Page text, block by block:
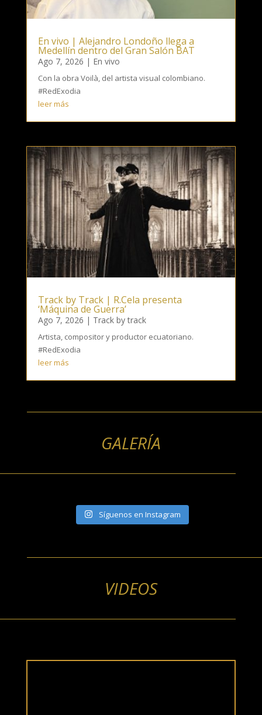
En vivo | Alejandro Londoño llega a
Medellín dentro del Gran Salón BAT
Ago 7, 2026 | En vivo
Con la obra Voilà, del artista visual colombiano.
#RedExodia
leer más
Track by Track | R.Cela presenta
‘Máquina de Guerra’
Ago 7, 2026 | Track by track
Artista, compositor y productor ecuatoriano.
#RedExodia
leer más
GALERÍA
Síguenos en Instagram
VIDEOS